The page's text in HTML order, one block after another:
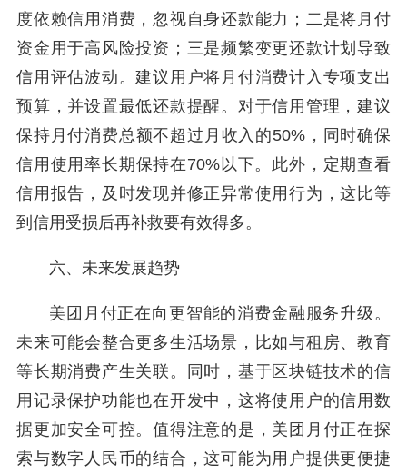
度依赖信用消费，忽视自身还款能力；二是将月付
资金用于高风险投资；三是频繁变更还款计划导致
信用评估波动。建议用户将月付消费计入专项支出
预算，并设置最低还款提醒。对于信用管理，建议
保持月付消费总额不超过月收入的50%，同时确保
信用使用率长期保持在70%以下。此外，定期查看
信用报告，及时发现并修正异常使用行为，这比等
到信用受损后再补救要有效得多。
六、未来发展趋势
美团月付正在向更智能的消费金融服务升级。
未来可能会整合更多生活场景，比如与租房、教育
等长期消费产生关联。同时，基于区块链技术的信
用记录保护功能也在开发中，这将使用户的信用数
据更加安全可控。值得注意的是，美团月付正在探
索与数字人民币的结合，这可能为用户提供更便捷